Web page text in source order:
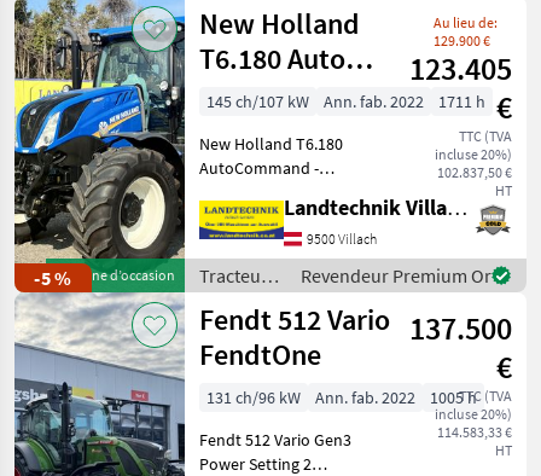
-5 %Machine d’occasion
New Holland
T6.180 Auto
Command
SideWinder II
(Phase V)
Au lieu de:
129.900 €
123.405
€
TTC (TVA
incluse 20%)
102.837,50 €
HT
145 ch/107 kW Ann. fab. 2022
1711 h
New Holland T6.180
AutoCommand -
cylindres et de la
transmission, avec frein à
poussière moteur,
transmission
AutoCommand à 50 km/h
avec con
Landtechnik Villach GmbH
9500 Villach
Tracteurs
/ New
Holland
Revendeur Premium Or
Fendt 512 Vario
FendtOne
137.500
€
TTC (TVA
incluse 20%)
114.583,33 €
HT
131 ch/96 kW Ann. fab. 2022
1005 h
Fendt 512 Vario Gen3
Power Setting 2